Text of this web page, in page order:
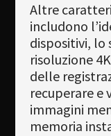
Altre
includono
dispositivi, lo
risoluzione
delle
recuperare e
immagini
memoria